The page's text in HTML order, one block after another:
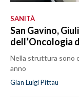
SANITÀ
San Gavino,
dell’Oncologia
Nella struttura sono
anno
Gian Luigi Pittau